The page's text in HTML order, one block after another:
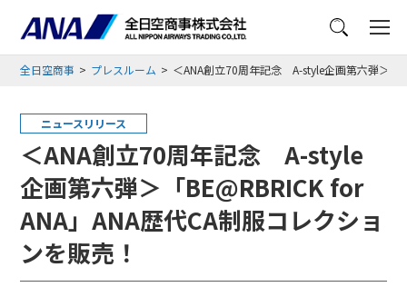
メニュー
全日空商事 プレスルーム ＜ANA創立70周年記念 A-style企画第六弾＞「
ニュースリリース
＜ANA創立70周年記念 A-style
企画第六弾＞「BE@RBRICK for
ANA」ANA歴代CA制服コレクショ
ンを販売！